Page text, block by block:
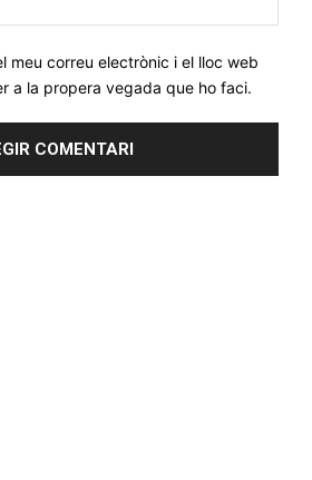
web:
meu correu electrònic i el lloc web
a la propera vegada que ho faci.